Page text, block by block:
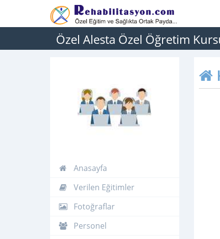
Özel Alesta Özel Öğretim
Anasayfa
Verilen Eğitimler
Fotoğraflar
Personel